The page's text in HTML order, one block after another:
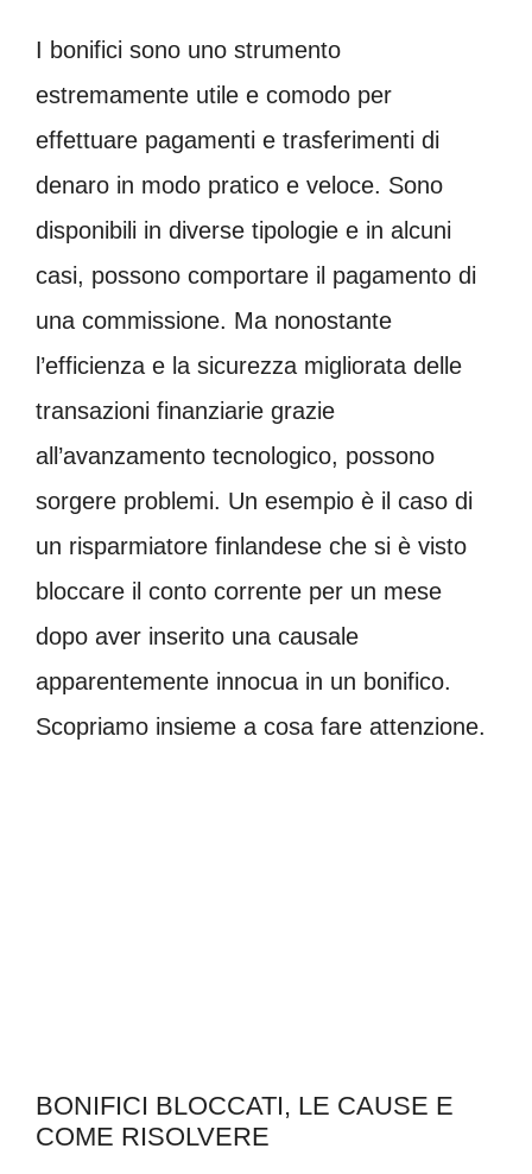
I bonifici sono uno strumento
estremamente utile e comodo per
effettuare pagamenti e trasferimenti di
denaro in modo pratico e veloce. Sono
disponibili in diverse tipologie e in alcuni
casi, possono comportare il pagamento di
una commissione. Ma nonostante
l’efficienza e la sicurezza migliorata delle
transazioni finanziarie grazie
all’avanzamento tecnologico, possono
sorgere problemi. Un esempio è il caso di
un risparmiatore finlandese che si è visto
bloccare il conto corrente per un mese
dopo aver inserito una causale
apparentemente innocua in un bonifico.
Scopriamo insieme a cosa fare attenzione.
BONIFICI BLOCCATI, LE CAUSE E
COME RISOLVERE